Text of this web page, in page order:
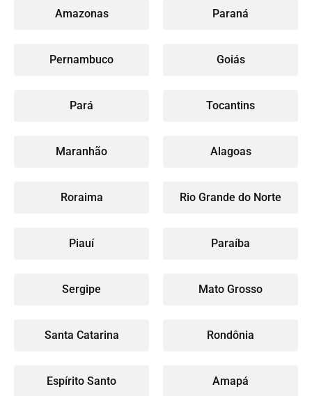
Amazonas Paraná
Pernambuco Goiás
Pará Tocantins
Maranhão Alagoas
Roraima Rio Grande do Norte
Piauí Paraíba
Sergipe Mato Grosso
Santa Catarina Rondônia
Espírito Santo Amapá